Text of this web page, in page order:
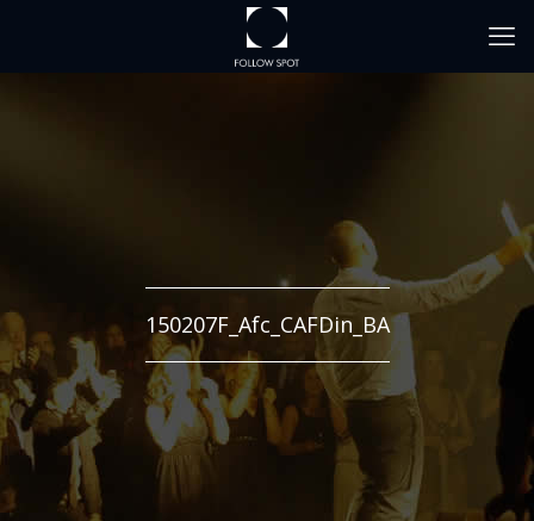
150207F_Afc_CAFDin_BA